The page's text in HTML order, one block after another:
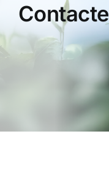
Contacte